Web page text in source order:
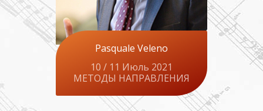
Pasquale Veleno
10 / 11 Июль 2021
МЕТОДЫ НАПРАВЛЕНИЯ